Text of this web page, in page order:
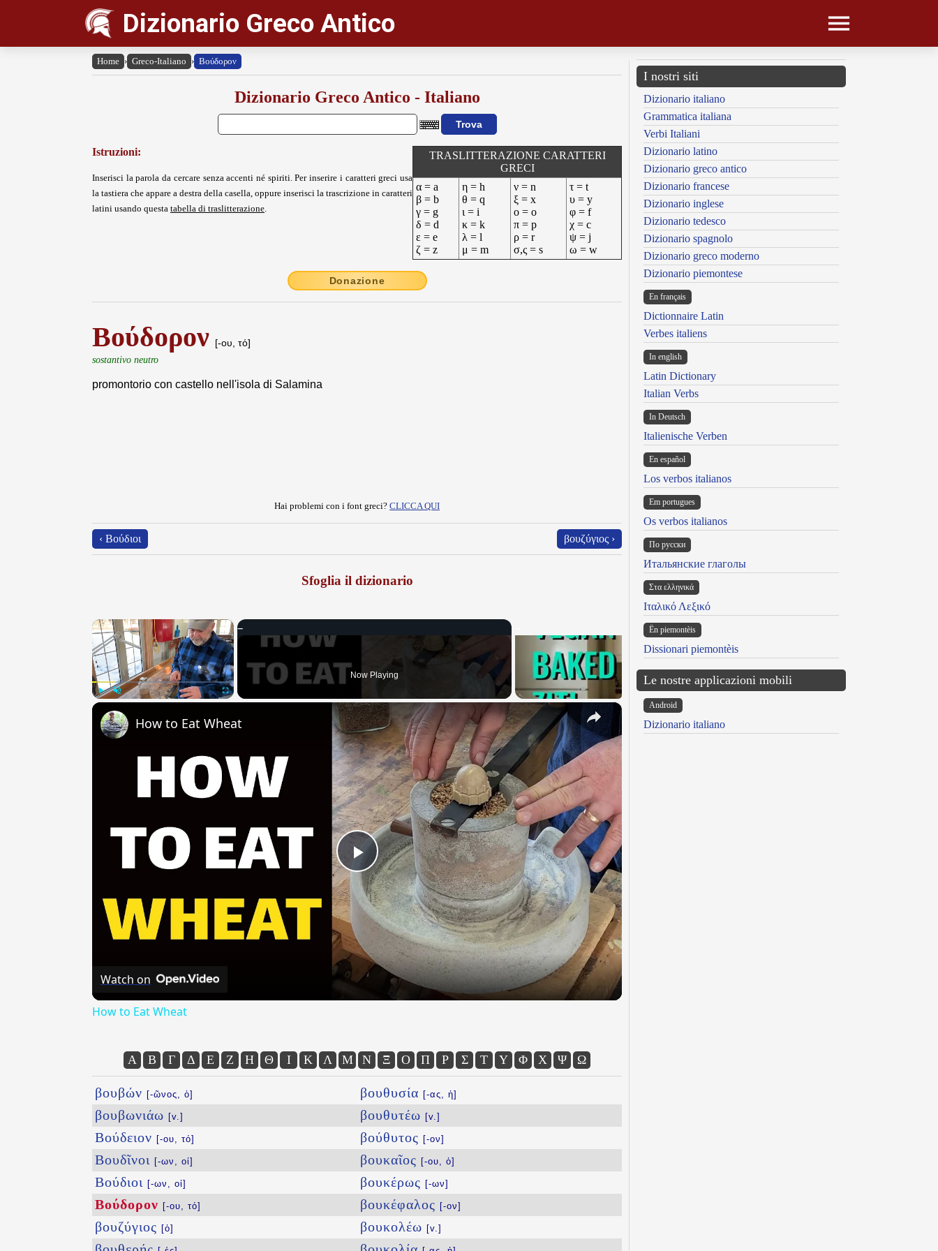
Dizionario Greco Antico
Home › Greco-Italiano › Βούδορον
Dizionario Greco Antico - Italiano
Istruzioni:
Inserisci la parola da cercare senza accenti né spiriti. Per inserire i caratteri greci usa
la tastiera che appare a destra della casella, oppure inserisci la trascrizione in caratteri
latini usando questa tabella di traslitterazione.
TRASLITTERAZIONE CARATTERI
GRECI
α = a
β = b
γ = g
δ = d
ε = e
ζ = z
η = h
θ = q
ι = i
κ = k
λ = l
μ = m
ν = n
ξ = x
ο = o
π = p
ρ = r
σ,ς = s
τ = t
υ = y
φ = f
χ = c
ψ = j
ω = w
Donazione
Βούδορον [-ου, τό]
sostantivo neutro
promontorio con castello nell'isola di Salamina
Hai problemi con i font greci? CLICCA QUI
‹ Βούδιοι βουζύγιος ›
Sfoglia il dizionario
×
Now Playing
×
Play
Video
How to Eat Wheat
Watch on
How to Eat Wheat
Α Β Γ Δ Ε Ζ Η Θ Ι Κ Λ Μ Ν Ξ Ο Π Ρ Σ Τ Υ Φ Χ Ψ Ω
βουβών [-ῶνος, ὁ]
βουβωνιάω [v.]
Βούδειον [-ου, τό]
Βουδῖνοι [-ων, οἱ]
Βούδιοι [-ων, οἱ]
Βούδορον [-ου, τό]
βουζύγιος [ὁ]
βουθυσία [-ας, ἡ]
βουθυτέω [v.]
βούθυτος [-ον]
βουκαῖος [-ου, ὁ]
βουκέρως [-ων]
βουκέφαλος [-ον]
βουκολέω [v.]
I nostri siti
Dizionario italiano
Grammatica italiana
Verbi Italiani
Dizionario latino
Dizionario greco antico
Dizionario francese
Dizionario inglese
Dizionario tedesco
Dizionario spagnolo
Dizionario greco moderno
Dizionario piemontese
En français
Dictionnaire Latin
Verbes italiens
In english
Latin Dictionary
Italian Verbs
In Deutsch
Italienische Verben
En español
Los verbos italianos
Em portugues
Os verbos italianos
По русски
Итальянские глаголы
Στα ελληνικά
Ιταλικό Λεξικό
Ën piemontèis
Dissionari piemontèis
Le nostre applicazioni mobili
Android
Dizionario italiano